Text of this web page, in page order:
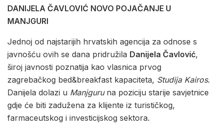
DANIJELA ČAVLOVIĆ NOVO POJAČANJE U
MANJGURI
Jednoj od najstarijih hrvatskih agencija za odnose s
javnošću ovih se dana pridružila Danijela Čavlović,
široj javnosti poznatija kao vlasnica prvog
zagrebačkog bed&breakfast kapaciteta, Studija Kairos.
Danijela dolazi u Manjguruna poziciju starije savjetnice
gdje će biti zadužena za klijente iz turističkog,
farmaceutskog i investicijskog sektora.